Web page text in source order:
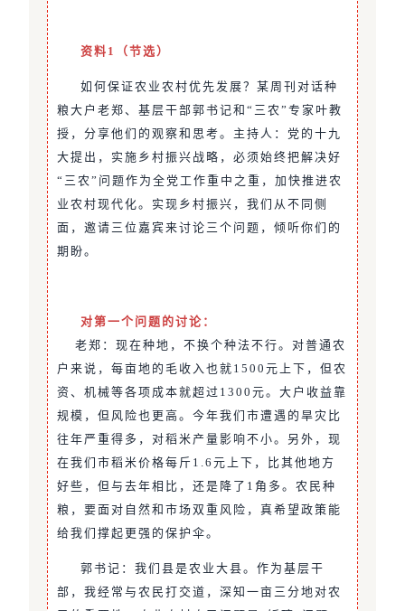
资料1（节选）
如何保证农业农村优先发展？某周刊对话种
粮大户老郑、基层干部郭书记和“三农”专家叶教
授，分享他们的观察和思考。主持人：党的十九
大提出，实施乡村振兴战略，必须始终把解决好
“三农”问题作为全党工作重中之重，加快推进农
业农村现代化。实现乡村振兴，我们从不同侧
面，邀请三位嘉宾来讨论三个问题，倾听你们的
期盼。
对第一个问题的讨论：
老郑：现在种地，不换个种法不行。对普通农
户来说，每亩地的毛收入也就1500元上下，但农
资、机械等各项成本就超过1300元。大户收益靠
规模，但风险也更高。今年我们市遭遇的旱灾比
往年严重得多，对稻米产量影响不小。另外，现
在我们市稻米价格每斤1.6元上下，比其他地方
好些，但与去年相比，还是降了1角多。农民种
粮，要面对自然和市场双重风险，真希望政策能
给我们撑起更强的保护伞。
郭书记：我们县是农业大县。作为基层干
部，我经常与农民打交道，深知一亩三分地对农